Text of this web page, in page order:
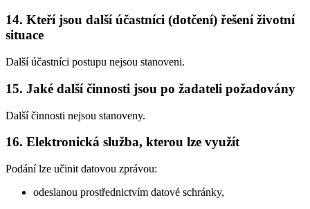
14. Kteří jsou další účastníci (dotčení) řešení životní
situace
Další účastníci postupu nejsou stanoveni.
15. Jaké další činnosti jsou po žadateli požadovány
Další činnosti nejsou stanoveny.
16. Elektronická služba, kterou lze využít
Podání lze učinit datovou zprávou:
odeslanou prostřednictvím datové schránky,